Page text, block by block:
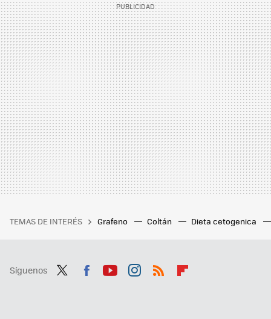
TEMAS DE INTERÉS Grafeno Coltán Dieta cetogenica
Síguenos